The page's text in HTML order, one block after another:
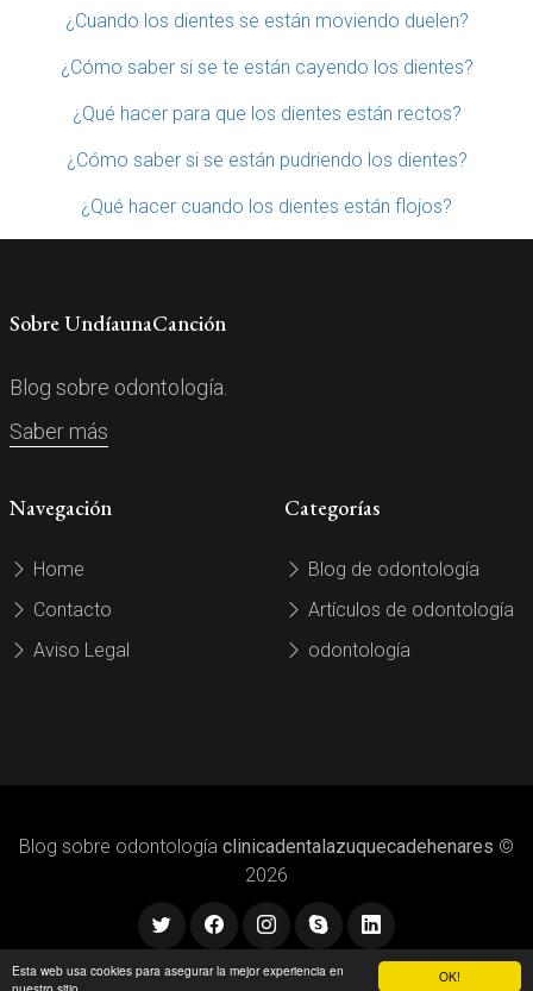
OK!
Esta web usa cookies para asegurar la mejor experiencia en
¿Cuando los dientes se están moviendo duelen?
¿Cómo saber si se te están cayendo los dientes?
¿Qué hacer para que los dientes están rectos?
¿Cómo saber si se están pudriendo los dientes?
¿Qué hacer cuando los dientes están flojos?
Sobre UndíaunaCanción
Blog sobre odontología.
Saber más
Navegación
Home
Contacto
Aviso Legal
Categorías
Blog de odontología
Artículos de odontología
odontología
Blog sobre odontología clinicadentalazuquecadehenares ©
2026